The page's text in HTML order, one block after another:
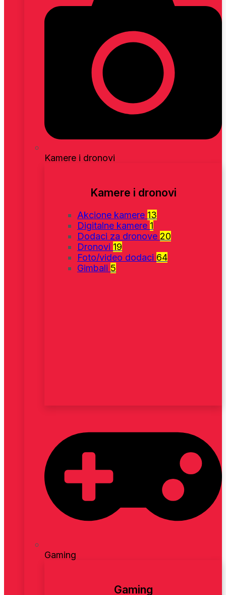
Kamere i dronovi
Kamere i dronovi
Akcione kamere 13
Digitalne kamere 1
Dodaci za dronove 20
Dronovi 19
Foto/video dodaci 64
Gimbali 5
Gaming
Gaming